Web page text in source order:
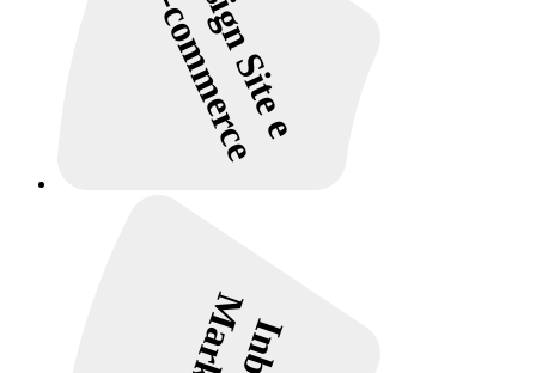
Design Site e
E-commerce